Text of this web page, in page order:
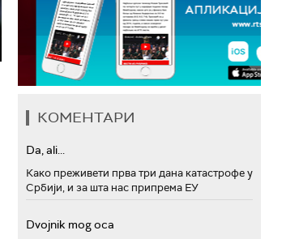
КОМЕНТАРИ
Da, ali...
Како преживети прва три дана катастрофе у
Србији, и за шта нас припрема ЕУ
Dvojnik mog oca